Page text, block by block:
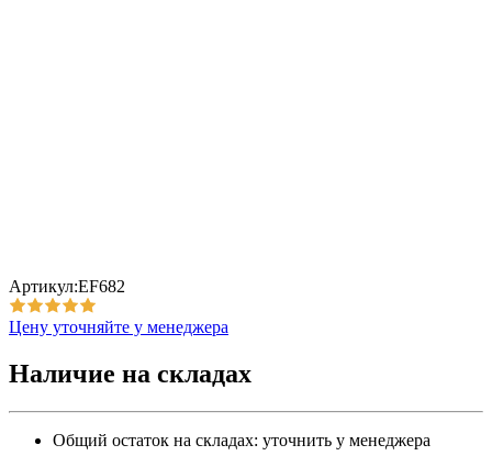
Артикул:EF682
Цену уточняйте у менеджера
Наличие на складах
Общий остаток на складах: уточнить у менеджера